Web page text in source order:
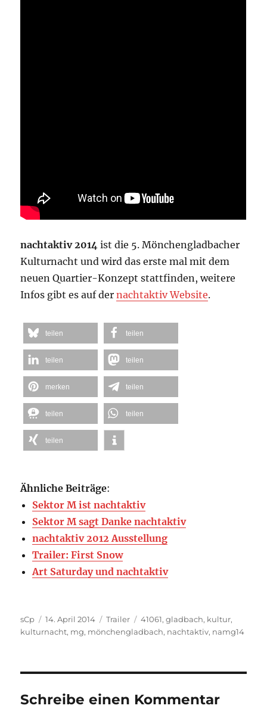
nachtaktiv 2014 ist die 5. Mönchengladbacher
Kulturnacht und wird das erste mal mit dem
neuen Quartier-Konzept stattfinden, weitere
Infos gibt es auf dernachtaktiv Website.
teilen teilen
teilen teilen
merken teilen
teilen teilen
teilen
Ähnliche Beiträge:
Sektor M ist nachtaktiv
Sektor M sagt Danke nachtaktiv
nachtaktiv 2012 Ausstellung
Trailer: First Snow
Art Saturday und nachtaktiv
Autor
sCp
Veröffentlicht
am
14. April 2014 Kategorien
Trailer Schlagwörter
41061,gladbach, kultur,
kulturnacht, mg, mönchengladbach, nachtaktiv, namg14
Schreibe einen Kommentar